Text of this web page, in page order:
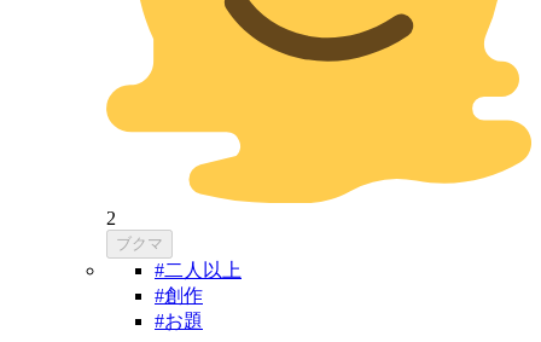
2
ブクマ
#二人以上
#創作
#お題